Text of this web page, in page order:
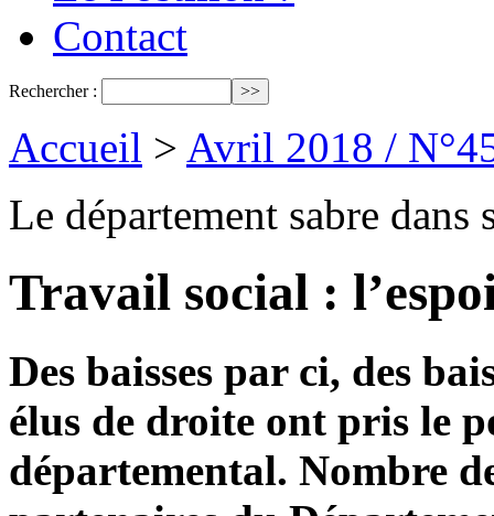
Contact
Rechercher :
Accueil > Avril 2018 /
Le département sabre dans
Travail social :
Des baisses par ci, des
élus de droite ont pris le
départemental. Nombre